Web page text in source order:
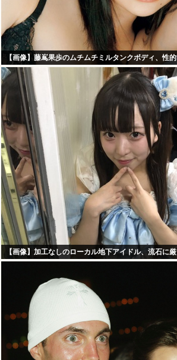
【画像】藤嶌果歩のムチムチミルタンクボディ、性
【画像】加工なしのローカル地下アイドル、流石に